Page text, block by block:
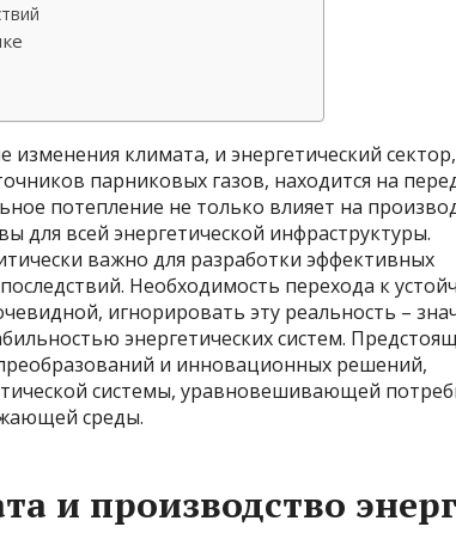
климата, и энергетический сектор,
парниковых газов, находится на
потепление не только влияет на
для всей энергетической инфраструктуры.
важно для разработки эффективных
Необходимость перехода к
игнорировать эту реальность –
энергетических систем.
и инновационных решений,
системы, уравновешивающей
среды.
и производство